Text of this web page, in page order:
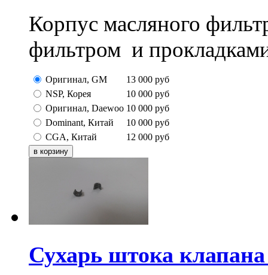
Корпус масляного
фильтром и
Оригинал, GM 13 000 руб
NSP, Корея
10 000 руб
Оригинал, Daewoo 10 000 руб
Dominant, Китай
10 000 руб
CGA, Китай
12 000 руб
Сухарь штока